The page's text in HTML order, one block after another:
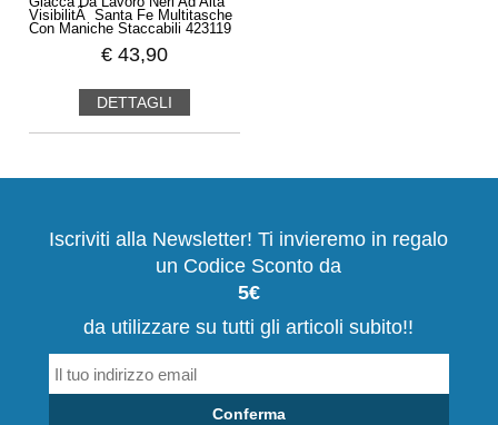
VisibilitÃ Santa Fe Multitasche
Con Maniche Staccabili 423119
€ 43,90
DETTAGLI
Iscriviti alla Newsletter! Ti invieremo in regalo
un Codice Sconto da
5€
da utilizzare su tutti gli articoli subito!!
Conferma